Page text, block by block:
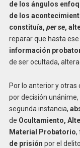
de los ángulos
de los
constituía, per se,
reparar que hasta
información
de ser ocultada,
Por lo anterior y
por decisión
segunda instancia,
de Ocultamiento,
Material Probatorio,
de prisión por el